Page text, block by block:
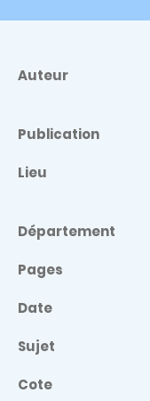
Auteur
Publication
Lieu
Département
Pages
Date
Sujet
Cote